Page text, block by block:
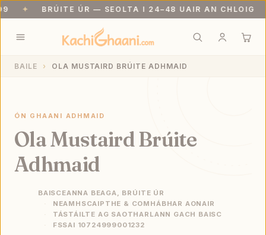
BRÚITE ÚR — SEOLTA I 24–48 UAIR AN CHLOIG
BAILE OLA MUSTAIRD BRÚITE ADHMAID
ÓN GHAANI ADHMAID
Ola Mustaird Brúite
Adhmaid
BAISCEANNA BEAGA, BRÚITE ÚR
NEAMHSCAIPTHE & COMHÁBHAR AONAIR
TÁSTÁILTE AG SAOTHARLANN GACH BAISC
FSSAI 10724999001232